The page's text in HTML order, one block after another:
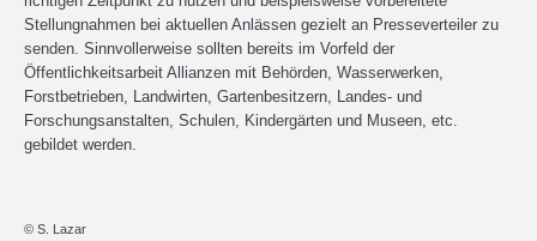
Stellungnahmen bei aktuellen Anlässen gezielt an Presseverteiler zu
senden. Sinnvollerweise sollten bereits im Vorfeld der
Öffentlichkeitsarbeit Allianzen mit Behörden, Wasserwerken,
Forstbetrieben, Landwirten, Gartenbesitzern, Landes- und
Forschungsanstalten, Schulen, Kindergärten und Museen, etc.
gebildet werden.
© S. Lazar